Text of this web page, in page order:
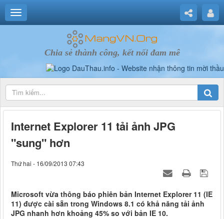
Chia sẻ thành công, kết nối đam mê
Internet Explorer 11 tải ảnh JPG
"sung" hơn
Thứ hai - 16/09/2013 07:43
Microsoft vừa thông báo phiên bản Internet Explorer 11 (IE
11) được cài sẵn trong Windows 8.1 có khả năng tải ảnh
JPG nhanh hơn khoảng 45% so với bản IE 10.